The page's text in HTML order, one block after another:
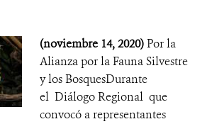
(noviembre 14, 2020)Por la
Alianza por la Fauna Silvestre
y los BosquesDurante
el Diálogo Regional que
convocó a representantes